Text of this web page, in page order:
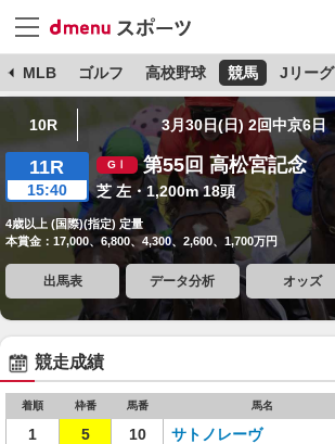
MLB ゴルフ 高校野球 競馬 Jリーグ
10R 3月30日(日) 2回中京6日
11R
15:40
第55回 高松宮記念
芝 左・1,200m 18頭
4歳以上 (国際)(指定) 定量
本賞金：17,000、6,800、4,300、2,600、1,700万円
出馬表 データ分析 オッズ
競走成績
着順 枠番 馬番 馬名
1 5 10 サトノレーヴ